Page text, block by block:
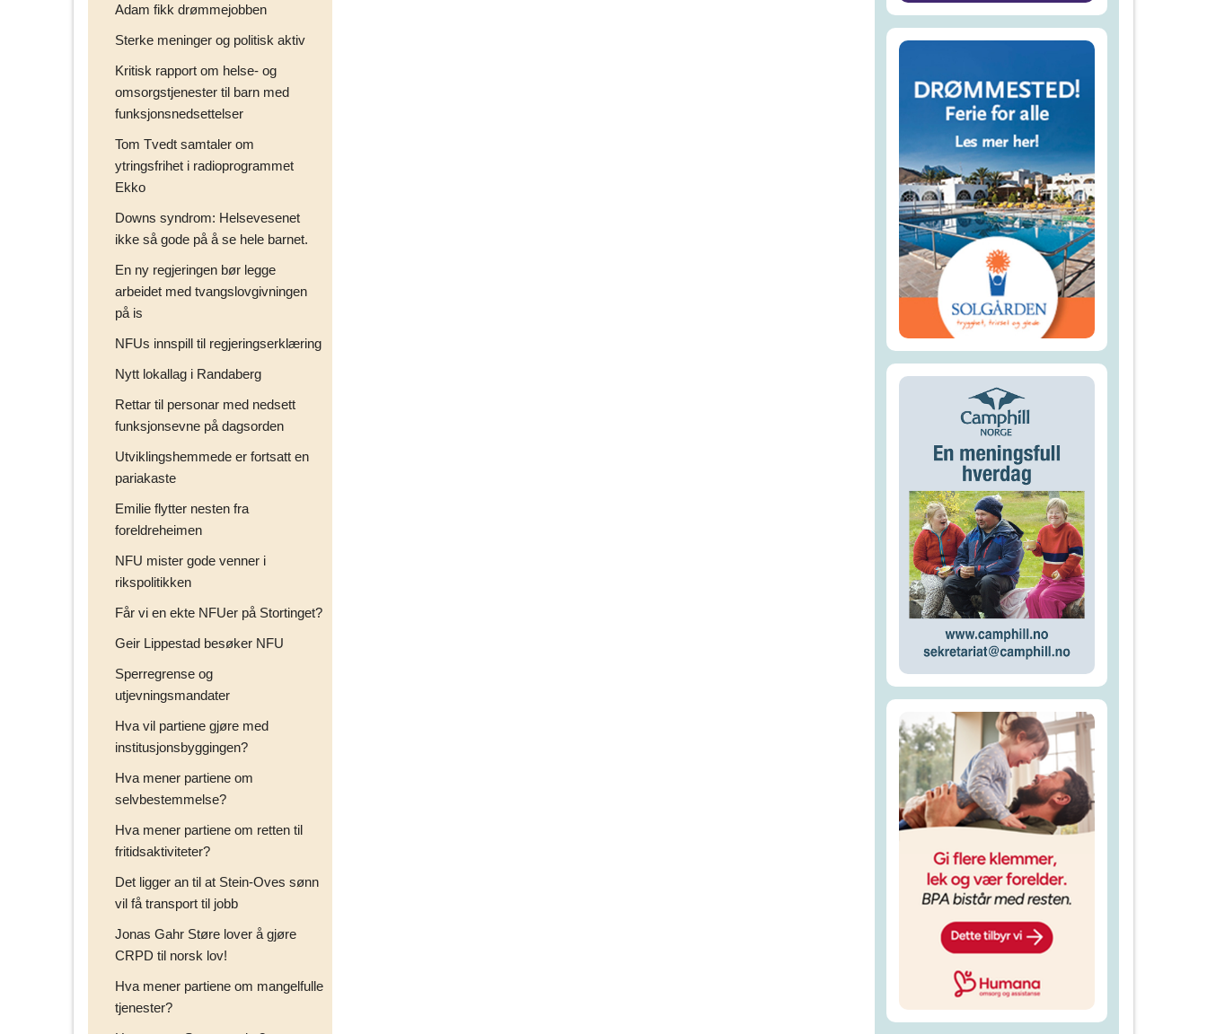
Adam fikk drømmejobben
Sterke meninger og politisk aktiv
Kritisk rapport om helse- og
omsorgstjenester til barn med
funksjonsnedsettelser
Tom Tvedt samtaler om
ytringsfrihet i radioprogrammet
Ekko
Downs syndrom: Helsevesenet
ikke så gode på å se hele barnet.
En ny regjeringen bør legge
arbeidet med tvangslovgivningen
på is
NFUs innspill til regjeringserklæring
Nytt lokallag i Randaberg
Rettar til personar med nedsett
funksjonsevne på dagsorden
Utviklingshemmede er fortsatt en
pariakaste
Emilie flytter nesten fra
foreldreheimen
NFU mister gode venner i
rikspolitikken
Får vi en ekte NFUer på Stortinget?
Geir Lippestad besøker NFU
Sperregrense og
utjevningsmandater
Hva vil partiene gjøre med
institusjonsbyggingen?
Hva mener partiene om
selvbestemmelse?
Hva mener partiene om retten til
fritidsaktiviteter?
Det ligger an til at Stein-Oves sønn
vil få transport til jobb
Jonas Gahr Støre lover å gjøre
CRPD til norsk lov!
Hva mener partiene om mangelfulle
tjenester?